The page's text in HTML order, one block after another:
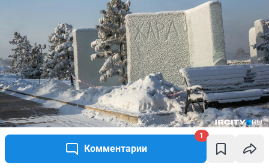
Комментарии
1
Ксения Филимонова / «ИрСити»